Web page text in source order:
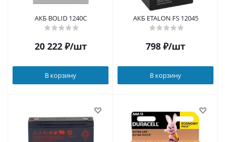
АКБ BOLID 1240С
20 222₽/шт
В корзину
АКБ ETALON FS 12045
798 ₽/шт
В корзину